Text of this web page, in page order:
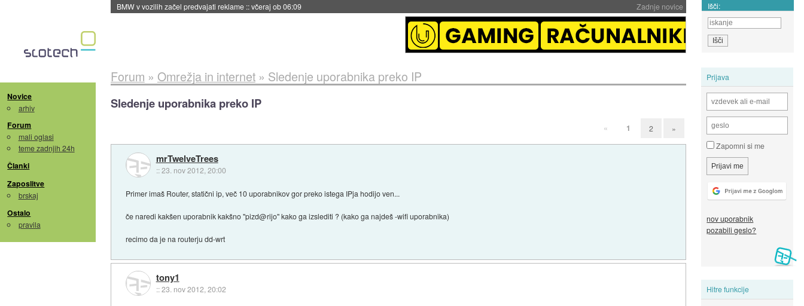
Zadnje novice
BMW v vozilih začel predvajati reklame ::včeraj ob 06:09 Išči:
Novice
arhiv
Forum
mali oglasi
teme zadnjih 24h
Članki
Zaposlitve
brskaj
Ostalo
pravila
Prijava
Zapomni si me
nov uporabnik
pozabili geslo?
Hitre funkcije
Forum » Omrežja in internet» Sledenje uporabnika preko IP
Sledenje uporabnika preko IP
« 1 2 »
mrTwelveTrees
::23. nov 2012, 20:00
Primer imaš Router, statični ip, več 10 uporabnikov gor preko istega IPja hodijo ven...
če naredi kakšen uporabnik kakšno "pizd@rijo" kako ga izslediti ? (kako ga najdeš -wifi uporabnika)
recimo da je na routerju dd-wrt
tony1
::23. nov 2012, 20:02